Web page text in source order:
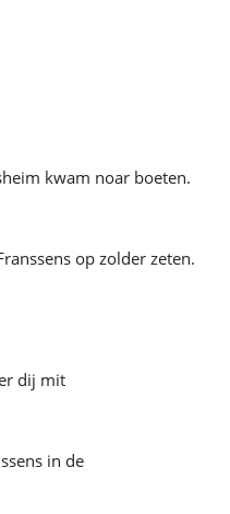
kwam noar boeten.
op zolder zeten.
dij mit
in de